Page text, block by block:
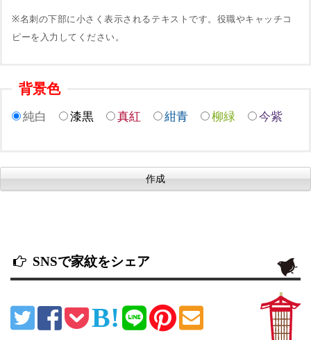
※名刺の下部に小さく表示されるテキストです。役職やキャッチコ
ピーを入力してください。
背景色
純白 漆黒 真紅 紺青 柳緑 今紫
SNSで家紋をシェア